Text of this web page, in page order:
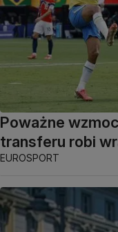
Poważne
transferu robi
EUROSPORT